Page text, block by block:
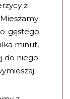
z
gęstego
minut,
do niego